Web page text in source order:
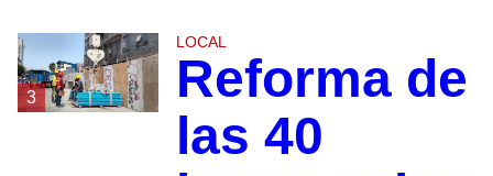
3
LOCAL
Reforma de
las 40